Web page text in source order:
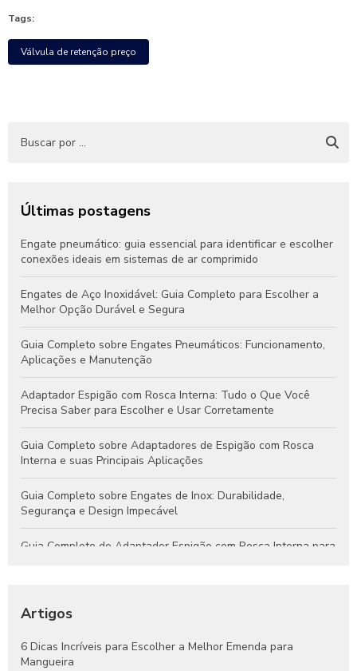
Tags:
Válvula de retenção preço
Últimas postagens
Engate pneumático: guia essencial para identificar e escolher
conexões ideais em sistemas de ar comprimido
Engates de Aço Inoxidável: Guia Completo para Escolher a
Melhor Opção Durável e Segura
Guia Completo sobre Engates Pneumáticos: Funcionamento,
Aplicações e Manutenção
Adaptador Espigão com Rosca Interna: Tudo o Que Você
Precisa Saber para Escolher e Usar Corretamente
Guia Completo sobre Adaptadores de Espigão com Rosca
Interna e suas Principais Aplicações
Guia Completo sobre Engates de Inox: Durabilidade,
Segurança e Design Impecável
Guia Completo do Adaptador Espigão com Rosca Interna para
Eficientes e Confiáveis
Engates Pneumáticos: Vantagens, Aplicações e Dicas para
Escolher o Melhor Modelo
Artigos
6 Dicas Incríveis para Escolher a Melhor Emenda para
Mangueira